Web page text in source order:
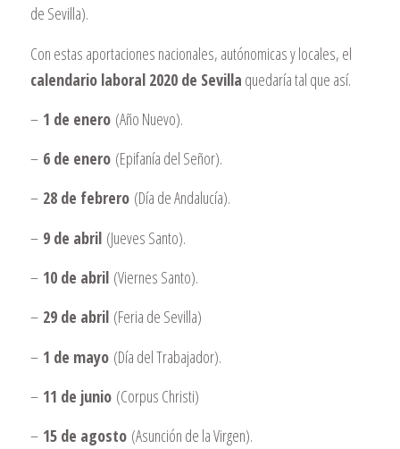
de Sevilla).
Con estas aportaciones nacionales, autónomicas y locales, el
calendario laboral 2020 de Sevilla quedaría tal que así.
– 1 de enero (Año Nuevo).
– 6 de enero (Epifanía del Señor).
– 28 de febrero(Día de Andalucía).
– 9 de abril (Jueves Santo).
– 10 de abril(Viernes Santo).
– 29 de abril (Feria de Sevilla)
– 1 de mayo (Día del Trabajador).
– 11 de junio (Corpus Christi)
– 15 de agosto (Asunción de la Virgen).